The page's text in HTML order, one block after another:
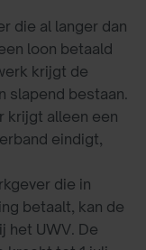
die al langer dan
loon betaald
krijgt de
slapend bestaan.
krijgt alleen een
eindigt,
die in
betaalt, kan de
het UWV. De